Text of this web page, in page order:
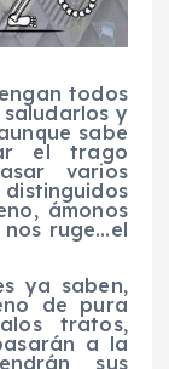
todos
y
sabe
el trago
varios
ámonos
ruge…el
ya saben,
de pura
tratos,
a la
sus